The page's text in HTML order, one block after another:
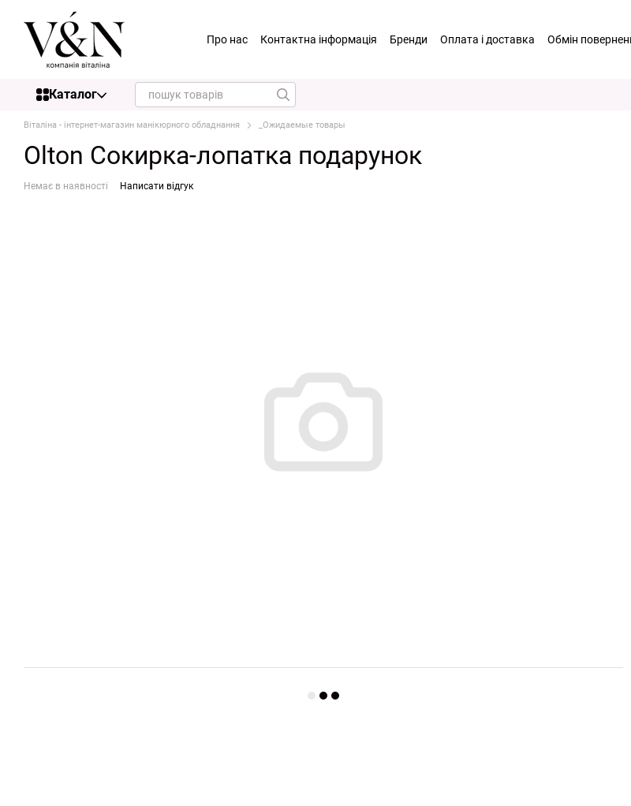
Перейти до основного контенту
Про нас Контактна інформація Бренди Оплата і доставка Обмін
Каталог
Віталіна - інтернет-магазин манікюрного обладнання _Ожидаемые товары
Olton Сокирка-лопатка подарунок
Немає в наявності Написати відгук